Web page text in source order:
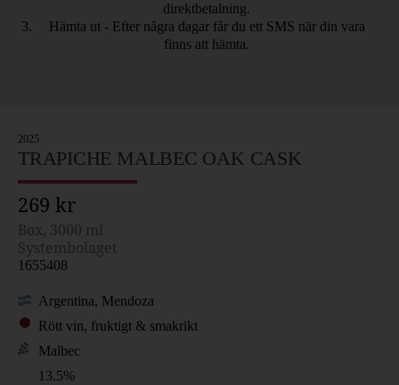
2025
TRAPICHE MALBEC OAK CASK
269 kr
Box, 3000 ml
Systembolaget
1655408
Argentina, Mendoza
Rött vin, fruktigt & smakrikt
Malbec
13.5%
direktbetalning.
Hämta ut - Efter några dagar får du ett SMS när din vara
finns att hämta.